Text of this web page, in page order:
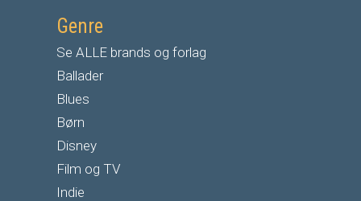
Genre
Se ALLE brands og forlag
Ballader
Blues
Børn
Disney
Film og TV
Indie